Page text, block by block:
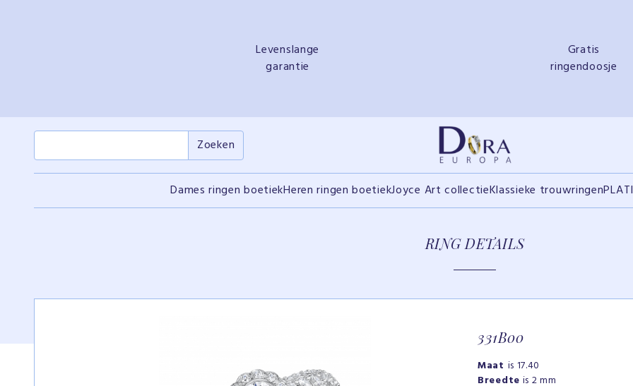
Levenslange
garantie
Gratis
ringendoosje
Dames ringen boetiekHeren ringen boetiekJoyce Art collectieKlassieke trouwringen
RING DETAILS
331B00
Maat is 17.40
Breedte is 2 mm